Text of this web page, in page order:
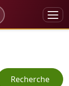
Recherche